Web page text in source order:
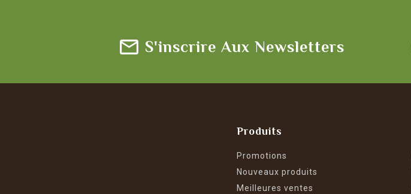
S'inscrire Aux Newsletters
Produits
Promotions
Nouveaux produits
Meilleures ventes